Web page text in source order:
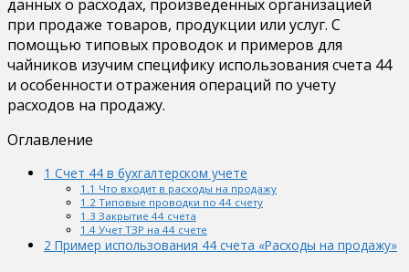
данных о расходах, произведенных организацией
при продаже товаров, продукции или услуг. С
помощью типовых проводок и примеров для
чайников изучим специфику использования счета 44
и особенности отражения операций по учету
расходов на продажу.
Оглавление
1 Счет 44 в бухгалтерском учете
1.1 Что входит в расходы на продажу
1.2 Типовые проводки по 44 счету
1.3 Закрытие 44 счета
1.4 Учет ТЗР на 44 счете
2 Пример использования 44 счета «Расходы на продажу»